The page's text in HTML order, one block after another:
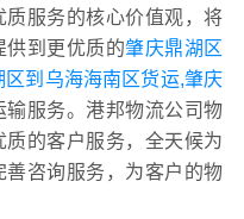
服务的核心价值观，将
供到更优质的肇庆鼎湖区
到乌海海南区货运,肇庆
输服务。港邦物流公司物
的客户服务，全天候为
咨询服务，为客户的物